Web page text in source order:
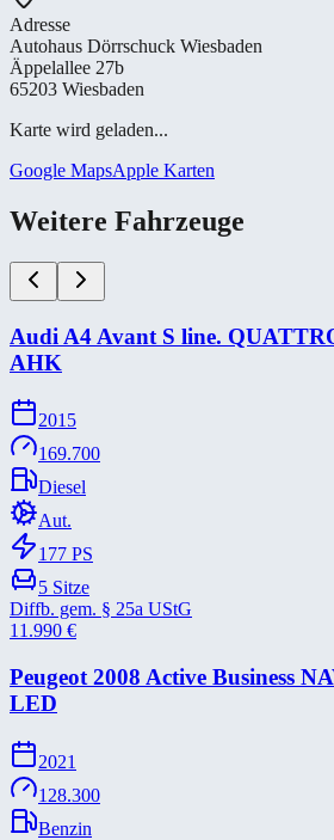
Adresse
Autohaus Dörrschuck Wiesbaden
Äppelallee 27b
65203 Wiesbaden
Karte wird geladen...
Google MapsApple Karten
Weitere Fahrzeuge
Audi A4 Avant S line.
AHK
2015
169.700
Diesel
Aut.
177 PS
5 Sitze
Diffb. gem. § 25a UStG
11.990 €
Peugeot 2008 Active Business
LED
2021
128.300
Benzin